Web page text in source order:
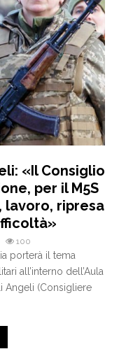
«Il Consiglio
per il M5S
lavoro, ripresa
100
porterà il tema
all’interno dell’Aula
Angeli (Consigliere